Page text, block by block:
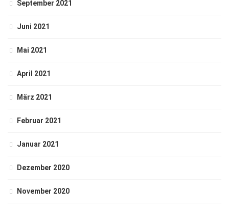
September 2021
Juni 2021
Mai 2021
April 2021
März 2021
Februar 2021
Januar 2021
Dezember 2020
November 2020